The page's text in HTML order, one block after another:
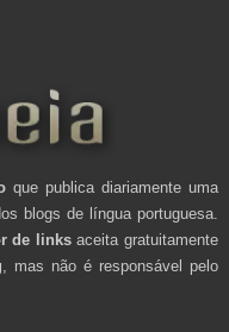
que publica diariamente uma
blogs de língua portuguesa.
de linksaceita gratuitamente
, mas não é responsável pelo